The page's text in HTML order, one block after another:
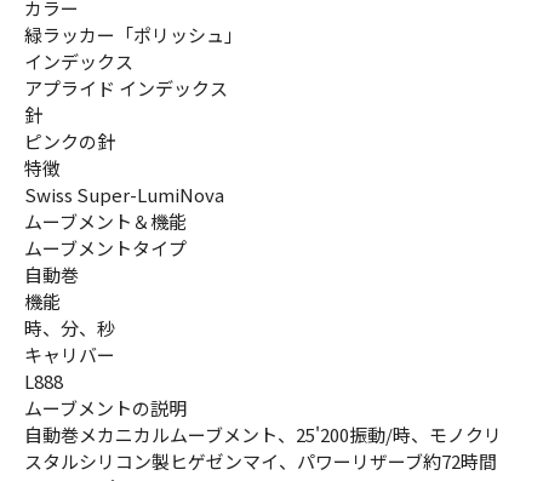
カラー
緑ラッカー「ポリッシュ」
インデックス
アプライド インデックス
針
ピンクの針
特徴
Swiss Super-LumiNova
ムーブメント＆機能
ムーブメントタイプ
自動巻
機能
時、分、秒
キャリバー
L888
ムーブメントの説明
自動巻メカニカルムーブメント、25'200振動/時、モノクリ
スタルシリコン製ヒゲゼンマイ、パワーリザーブ約72時間